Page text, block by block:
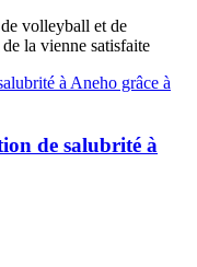
volleyball et de
la vienne satisfaite
de salubrité à